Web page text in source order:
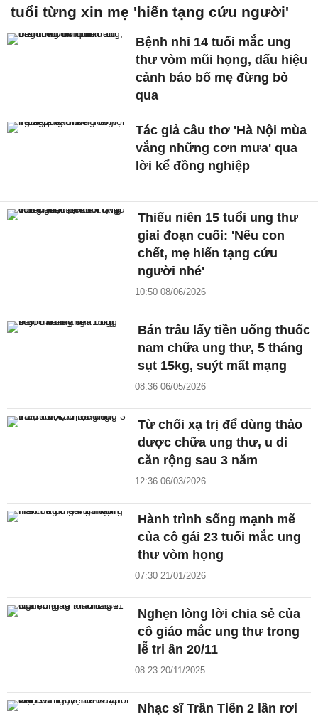
tuổi từng xin mẹ 'hiến tạng cứu người'
Bệnh nhi 14 tuổi mắc ung
thư vòm mũi họng, dấu hiệu
cảnh báo bố mẹ đừng bỏ
qua
Tác giả câu thơ 'Hà Nội mùa
vắng những cơn mưa' qua
lời kể đồng nghiệp
Thiếu niên 15 tuổi ung thư
giai đoạn cuối: 'Nếu con
chết, mẹ hiến tạng cứu
người nhé'
10:50 08/06/2026
Bán trâu lấy tiền uống thuốc
nam chữa ung thư, 5 tháng
sụt 15kg, suýt mất mạng
08:36 06/05/2026
Từ chối xạ trị để dùng thảo
dược chữa ung thư, u di
căn rộng sau 3 năm
12:36 06/03/2026
Hành trình sống mạnh mẽ
của cô gái 23 tuổi mắc ung
thư vòm họng
07:30 21/01/2026
Nghẹn lòng lời chia sẻ của
cô giáo mắc ung thư trong
lễ tri ân 20/11
08:23 20/11/2025
Nhạc sĩ Trần Tiến 2 lần rơi